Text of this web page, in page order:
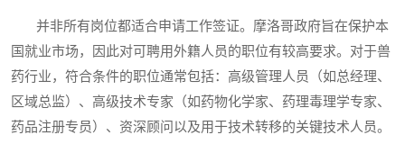
并非所有岗位都适合申请工作签证。摩洛哥政府旨在保护本
国就业市场，因此对可聘用外籍人员的职位有较高要求。对于兽
药行业，符合条件的职位通常包括：高级管理人员（如总经理、
区域总监）、高级技术专家（如药物化学家、药理毒理学专家、
药品注册专员）、资深顾问以及用于技术转移的关键技术人员。